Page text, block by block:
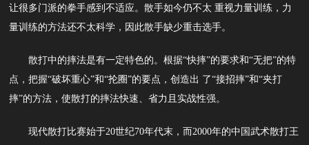
让很多门派的拳手感到不适应。散手如今仍不太 重视力量训练，力
量训练的方法还不太科学，因此散手缺少重击选手。
散打中的摔法是有一定特色的。根据“快摔”的要求和“无把”的特
点，把握“破坏重心”和“抡圈”的要点，创造出 了“接招摔”和“夹打
摔”的方法，使散打的摔法快速、省力且实战性强。
现代散打比赛始于20世纪70年代末，而2000年的中国武术散打王